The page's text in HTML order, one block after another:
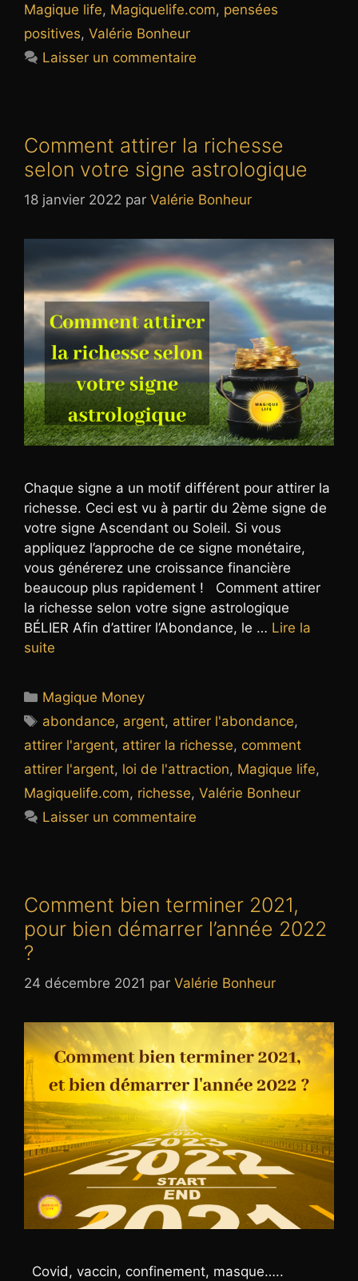
Magique life, Magiquelife.com, pensées
positives, Valérie Bonheur
Laisser un commentaire
Comment attirer la richesse
selon votre signe astrologique
18 janvier 2022 par Valérie Bonheur
Chaque signe a un motif différent pour attirer la
richesse. Ceci est vu à partir du 2ème signe de
votre signe Ascendant ou Soleil. Si vous
appliquez l’approche de ce signe monétaire,
vous générerez une croissance financière
beaucoup plus rapidement ! Comment attirer
la richesse selon votre signe astrologique
BÉLIER Afin d’attirer l’Abondance, le … Lire la
suite
Catégories
Magique Money
Étiquettes
abondance, argent, attirer l'abondance,
attirer l'argent, attirer la richesse, comment
attirer l'argent, loi de l'attraction, Magique life,
Magiquelife.com, richesse, Valérie Bonheur
Laisser un commentaire
Comment bien terminer 2021,
pour bien démarrer l’année 2022
?
24 décembre 2021 par Valérie Bonheur
Covid, vaccin, confinement, masque…..